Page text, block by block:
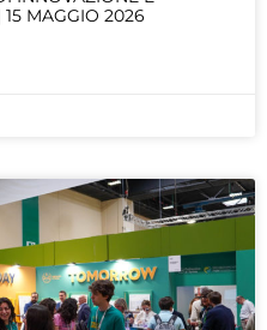
MAGGIO 2026